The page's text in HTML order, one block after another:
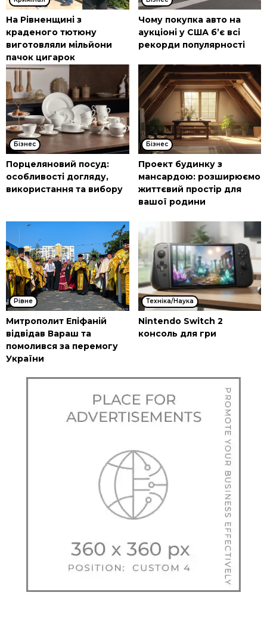
На Рівненщині з
краденого тютюну
виготовляли мільйони
пачок цигарок
Чому покупка авто на
аукціоні у США б’є всі
рекорди популярності
Бізнес
Порцеляновий посуд:
особливості догляду,
використання та вибору
Бізнес
Проект будинку з
мансардою: розширюємо
життєвий простір для
вашої родини
Рівне
Митрополит Епіфаній
відвідав Вараш та
помолився за перемогу
України
Техніка/Наука
Nintendo Switch 2
консоль для гри